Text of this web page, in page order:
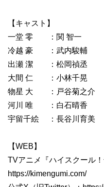
【キャスト】
一堂 零 ：関 智一
冷越 豪 ：武内駿輔
出瀬 潔 ：松岡禎丞
大間 仁 ：小林千晃
物星 大 ：戸谷菊之介
河川 唯 ：白石晴香
宇留千絵 ：長谷川育美
【WEB】
TVアニメ『ハイスクール
https://kimengumi.com/